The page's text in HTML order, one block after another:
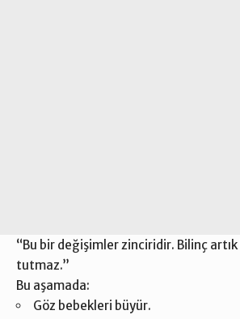
“Bu bir değişimler zinciridir. Bilinç
tutmaz.”
Bu aşamada:
Göz bebekleri büyür.